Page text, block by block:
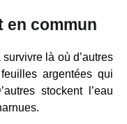
en commun
là où d’autres
argentées qui
stockent l’eau